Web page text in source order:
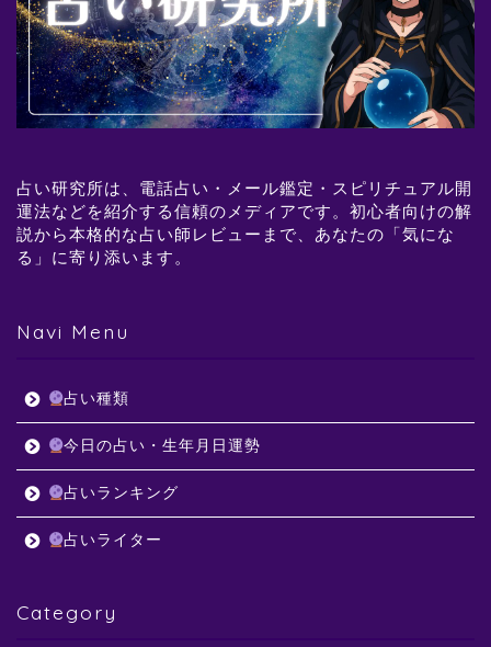
占い研究所は、電話占い・メール鑑定・スピリチュアル開
運法などを紹介する信頼のメディアです。初心者向けの解
説から本格的な占い師レビューまで、あなたの「気にな
る」に寄り添います。
Navi Menu
占い種類
今日の占い・生年月日運勢
占いランキング
占いライター
Category